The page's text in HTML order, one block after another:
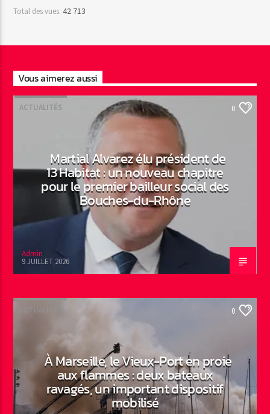
Total des vues:42 713
Vous aimerez aussi
ACTUALITÉS 0
Martial Alvarez élu président de
13 Habitat : un nouveau chapitre
pour le premier bailleur social des
Bouches-du-Rhône
Admin
9 JUILLET 2026
ACTUALITÉS 0
À Marseille, le Vieux-Port en proie
aux flammes : deux bateaux
ravagés, un important dispositif
mobilisé